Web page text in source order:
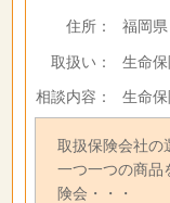
住所： 福岡
取扱い： 生命
相談内容： 生命
取扱保険会社の
一つ一つの商品
険会・・・